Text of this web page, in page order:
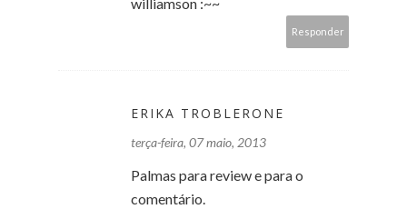
Responder
ERIKA TROBLERONE
terça-feira, 07 maio, 2013
Palmas para review e para o
comentário.